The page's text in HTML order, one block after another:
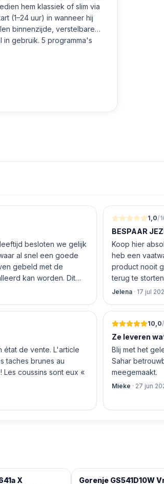
hem klassiek of slim via
(1–24 uur) in wanneer hij
gebruik. 5 programma's
besloten we gelijk
al snel een goede
kan worden. Dit
medewerker
loze woorden: om 16.00
1,0/
BESPAAR
Koop hier
heb een
product nooit
terug te
inhouden!
Jelena · 17 jul
état de vente. L'article
taches brunes au
coussins sont eux «
10,0
Ze leveren
Blij met het
Sahar
meegemaakt.
Mieke · 27 jun
X
Gorenje GS541D10W